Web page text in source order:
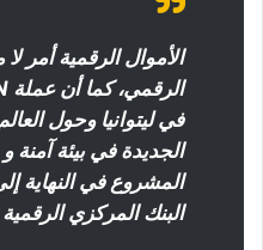
الأموال الرقمية أمر
في ليتوانيا وحول
الجديدة في بيئة آمنة
المشروع في النهاية
البنك المركزي الرقمية CBDC